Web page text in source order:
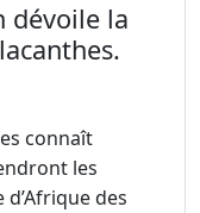
dévoile la
connaît
les
des